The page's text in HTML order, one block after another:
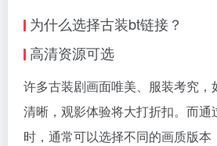
为什么选择古装bt链接？
高清资源可选
许多古装剧画面唯美、服装考究，
清晰，观影体验将大打折扣。而
时，通常可以选择不同的画质版本